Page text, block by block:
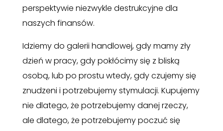
perspektywie niezwykle destrukcyjne dla
naszych finansów.
Idziemy do galerii handlowej, gdy mamy zły
dzień w pracy, gdy pokłócimy się z bliską
osobą, lub po prostu wtedy, gdy czujemy się
znudzeni i potrzebujemy stymulacji. Kupujemy
nie dlatego, że potrzebujemy danej rzeczy,
ale dlatego, że potrzebujemy poczuć się